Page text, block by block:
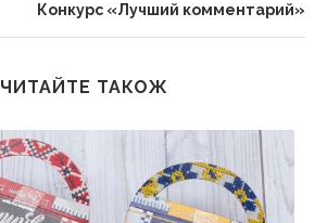
Конкурс «Лучший комментарий»
ЧИТАЙТЕ ТАКОЖ